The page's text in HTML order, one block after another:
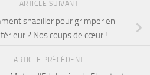
ARTICLE SUIVANT
shabiller pour grimper en
? Nos coups de cœur !
ARTICLE PRÉCÉDENT